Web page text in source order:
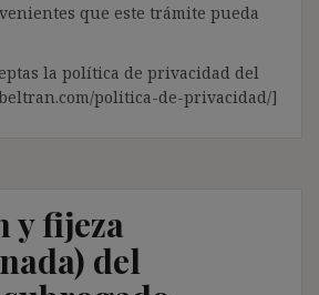
que este trámite pueda
la política de privacidad del
politica-de-privacidad/]
y fijeza
del